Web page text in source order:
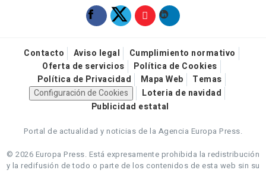
Contacto Aviso legal
Cumplimiento normativo
Oferta de servicios
Política de Cookies
Política de Privacidad
Mapa Web
Temas
Configuración de Cookies
Loteria de navidad
Publicidad estatal
Portal de actualidad y noticias de la Agencia Europa Press.
© 2026 Europa Press. Está expresamente prohibida la redistribución
y la redifusión de todo o parte de los contenidos de esta web sin su